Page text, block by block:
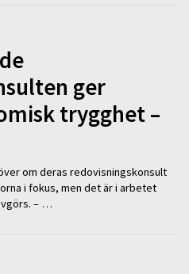
ger
trygghet –
om deras redovisningskonsult
i fokus, men det är i arbetet
– …